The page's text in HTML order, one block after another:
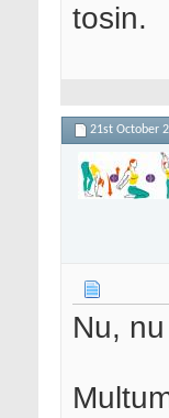
tosin.
21st October
Nu,